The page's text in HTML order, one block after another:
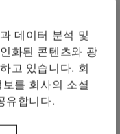
동… 오는 8월 베
진행 • 정수기 설
인식 교육 봉사 예
데이터 분석 및
화된 콘텐츠와 광
고 있습니다. 회
를 회사의 소셜
유합니다.